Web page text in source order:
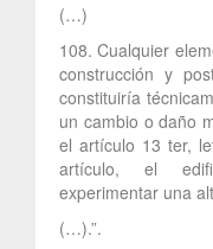
(…)
108. Cualquier
construcción y
constituiría
un cambio o daño
el artículo 13 ter,
artículo, el
experimentar una
(…).”.